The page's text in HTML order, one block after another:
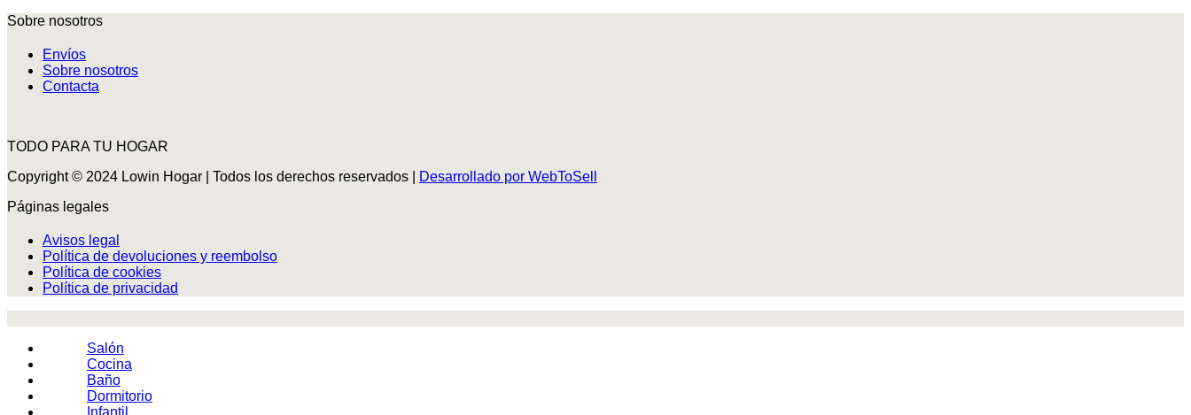
Sobre nosotros
Envíos
Sobre nosotros
Contacta
TODO PARA TU HOGAR
Copyright © 2024 Lowin Hogar | Todos los derechos reservados |
Desarrollado por WebToSell
Páginas legales
Avisos legal
Política de devoluciones y reembolso
Política de cookies
Política de privacidad
Salón
Cocina
Baño
Dormitorio